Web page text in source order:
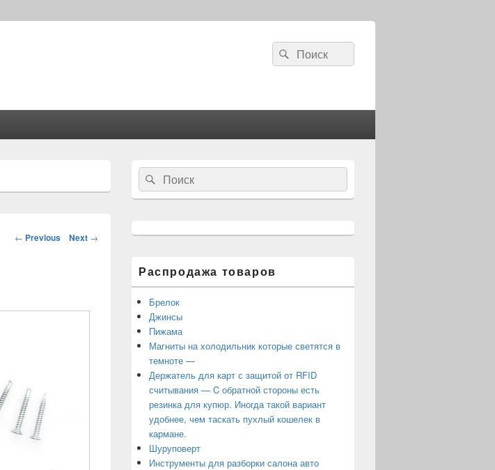
Search
for:
Search
Навигация
← Previous Next →
Область
основной
боковой
панели
Search
for:
Search
Распродажа товаров
Брелок
Джинсы
Пижама
Магниты на холодильник которые светятся в
темноте —
Держатель для карт с защитой от RFID
считывания — C обратной стороны есть
резинка для купюр. Иногда такой вариант
удобнее, чем таскать пухлый кошелек в
кармане.
Шуруповерт
Инструменты для разборки салона авто